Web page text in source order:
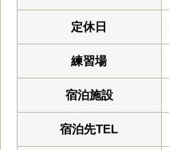
定休日
練習場
宿泊施設
宿泊先TEL